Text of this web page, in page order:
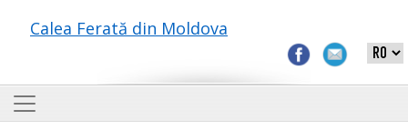
Calea Ferată din Moldova